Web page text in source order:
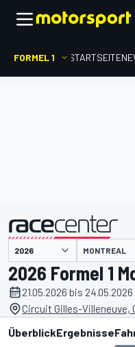
FORMEL 1 STARTSEITE
MONTREAL
2026 Formel 1
21.05.2026 bis 24.05.2026
Circuit Gilles-Villeneuve,
ÜberblickErgebnisse